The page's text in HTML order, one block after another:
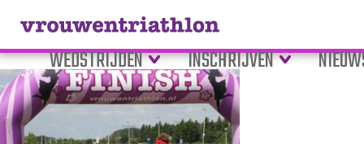
WEDSTRIJDEN INSCHRIJVEN
Tag Archive: van tevoren